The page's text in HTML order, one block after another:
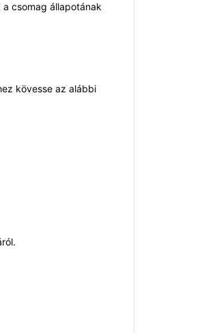
csomag állapotának
kövesse az alábbi